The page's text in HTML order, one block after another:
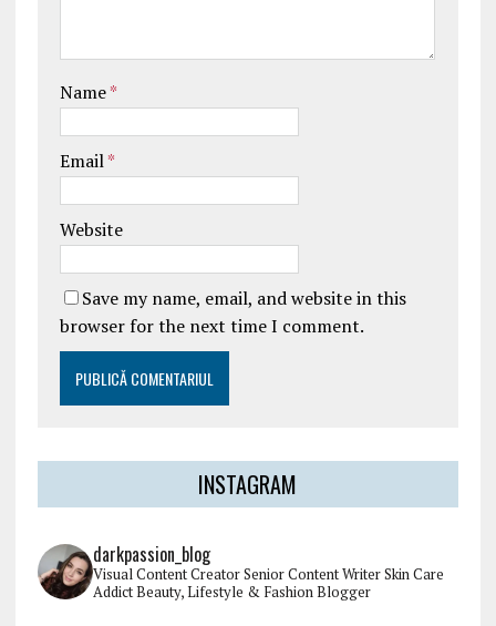
Name*
Email*
Website
Save my name, email, and website in this
browser for the next time I comment.
INSTAGRAM
darkpassion_blog
Visual Content CreatorSenior Content WriterSkin Care
AddictBeauty, Lifestyle & Fashion Blogger